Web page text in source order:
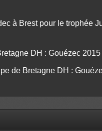
à Brest pour le trophée
DH : Gouézec 2015
de Bretagne DH :